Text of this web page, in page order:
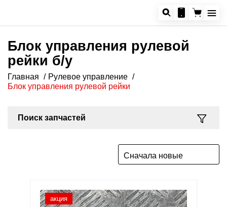
Блок управления рулевой
рейки б/у
Главная
Рулевое управление
Блок управления рулевой рейки
Поиск запчастей
Сначала новые
акция